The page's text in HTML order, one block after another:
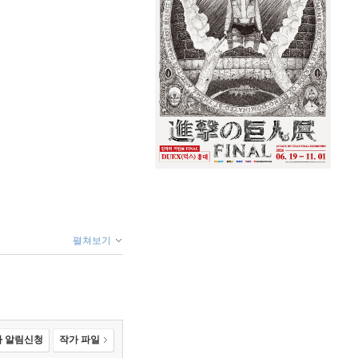
펼쳐보기
알림신청 작가 파일